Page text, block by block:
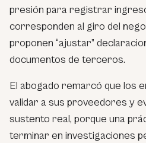
presión para registrar
corresponden al giro del
proponen “ajustar”
documentos de terceros.
El abogado remarcó que los
validar a sus proveedores y
sustento real, porque una
terminar en investigaciones